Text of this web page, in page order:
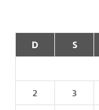
D
S
2 3